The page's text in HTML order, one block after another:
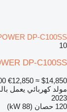
DP-C100SS
10
DP-C100SS
€12,850 ≈ $14,850
مولد كهربائي يعمل
2023
120 حصان (88 kW)